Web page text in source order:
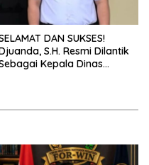
DAN SUKSES!
S.H. Resmi Dilantik
Kepala Dinas